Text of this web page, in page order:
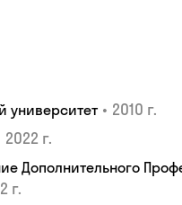
университет • 2010 г.
2022 г.
Дополнительного
г.